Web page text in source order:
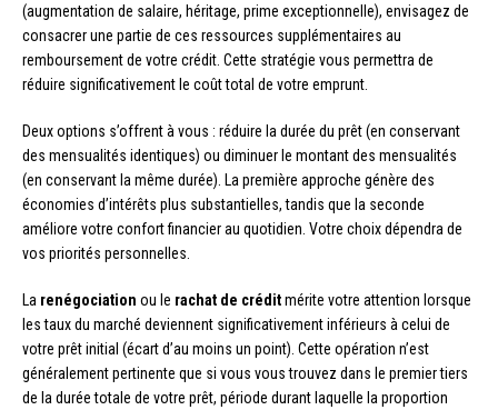
(augmentation de salaire, héritage, prime exceptionnelle), envisagez de
consacrer une partie de ces ressources supplémentaires au
remboursement de votre crédit. Cette stratégie vous permettra de
réduire significativement le coût total de votre emprunt.
Deux options s’offrent à vous : réduire la durée du prêt (en conservant
des mensualités identiques) ou diminuer le montant des mensualités
(en conservant la même durée). La première approche génère des
économies d’intérêts plus substantielles, tandis que la seconde
améliore votre confort financier au quotidien. Votre choix dépendra de
vos priorités personnelles.
La renégociation ou le rachat de créditmérite votre attention lorsque
les taux du marché deviennent significativement inférieurs à celui de
votre prêt initial (écart d’au moins un point). Cette opération n’est
généralement pertinente que si vous vous trouvez dans le premier tiers
de la durée totale de votre prêt, période durant laquelle la proportion